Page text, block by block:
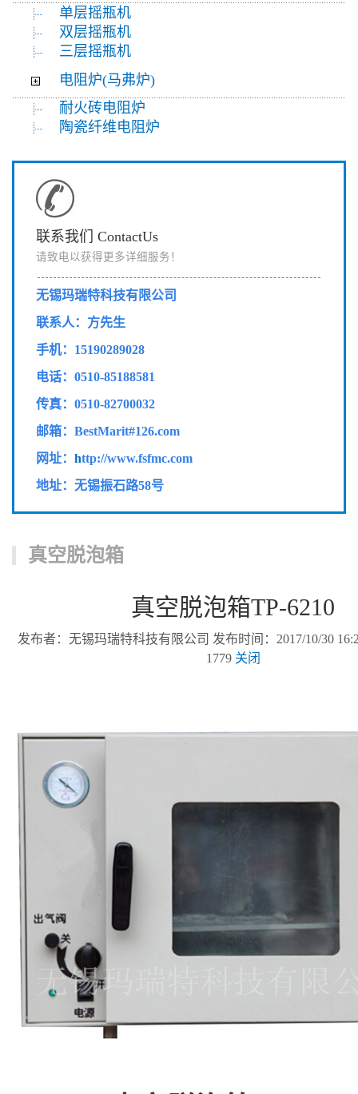
单层摇瓶机
双层摇瓶机
三层摇瓶机
电阻炉(马弗炉)
耐火砖电阻炉
陶瓷纤维电阻炉
联系我们 ContactUs
请致电以获得更多详细服务！
无锡玛瑞特科技有限公司
联系人：方先生
手机：15190289028
电话：0510-85188581
传真： 0510-82700032
邮箱：BestMarit#126.com
网址： http://www.fsfmc.com
地址：无锡振石路58号
真空脱泡箱
真空脱泡箱TP-6210
发布者：无锡玛瑞特科技有限公司 发布时间：2017/10/30
1779 关闭